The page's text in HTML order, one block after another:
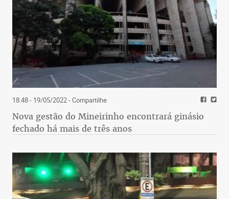
18:48 - 19/05/2022- Compartilhe
Nova gestão do Mineirinho encontrará ginásio
fechado há mais de três anos